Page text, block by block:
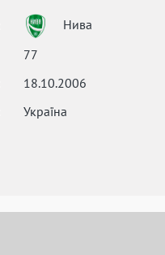
Нива
77
18.10.2006
Україна